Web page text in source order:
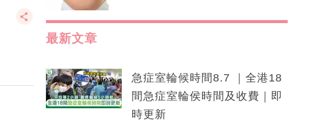
最新文章
急症室輪候時間8.7 ｜全港18
間急症室輪侯時間及收費｜即
時更新